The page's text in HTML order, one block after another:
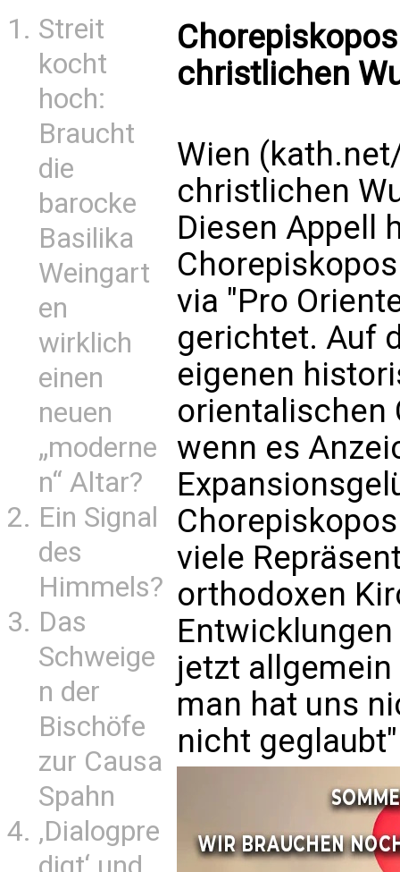
Streit
kocht
hoch:
Braucht
die
barocke
Basilika
Weingart
en
wirklich
einen
neuen
„moderne
n“ Altar?
Ein Signal
des
Himmels?
Das
Schweige
n der
Bischöfe
zur Causa
Spahn
‚Dialogpre
christlichen
Wien
christlichen
Diesen Appell
via "Pro
gerichtet. Auf
eigenen
orientalischen
wenn es
viele
orthodoxen
jetzt
man hat uns
nicht